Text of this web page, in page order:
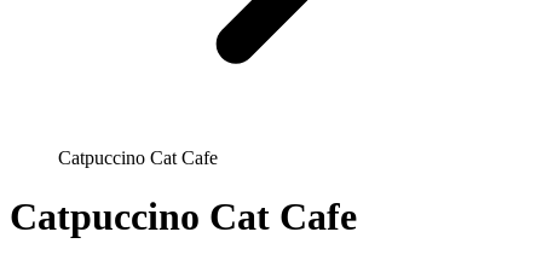
Catpuccino Cat Cafe
Catpuccino Cat Cafe